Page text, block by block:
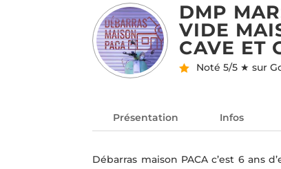
DMP
VIDE
CAVE ET
Noté5/5 ★ sur
Présentation Infos
Débarras maison PACA c’est 6 ans